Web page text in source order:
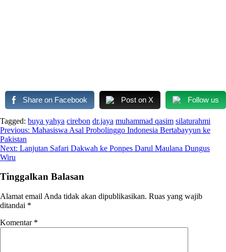
Share on Facebook Post on X Follow us
Tagged: buya yahya cirebon dr.jaya muhammad qasim silaturahmi
Navigasi
pos
Previous: Mahasiswa Asal Probolinggo Indonesia Bertabayyun ke
Pakistan
Next: Lanjutan Safari Dakwah ke Ponpes Darul Maulana Dungus
Wiru
Tinggalkan Balasan
Alamat email Anda tidak akan dipublikasikan. Ruas yang wajib
ditandai *
Komentar *